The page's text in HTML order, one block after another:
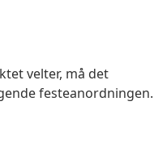
velter, må det
festeanordningen.